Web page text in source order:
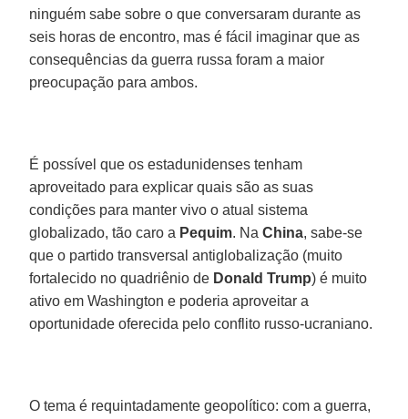
ninguém sabe sobre o que conversaram durante as
seis horas de encontro, mas é fácil imaginar que as
consequências da guerra russa foram a maior
preocupação para ambos.
É possível que os estadunidenses tenham
aproveitado para explicar quais são as suas
condições para manter vivo o atual sistema
globalizado, tão caro a Pequim. NaChina, sabe-se
que o partido transversal antiglobalização (muito
fortalecido no quadriênio de Donald Trump) é muito
ativo em Washington e poderia aproveitar a
oportunidade oferecida pelo conflito russo-ucraniano.
O tema é requintadamente geopolítico: com a guerra,